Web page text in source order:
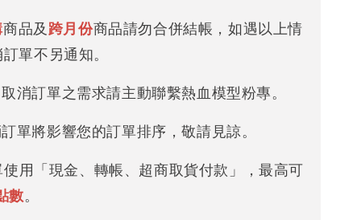
商品及 跨月份商品請勿合併結帳，如遇以上情
單不另通知。
消訂單之需求請主動聯繫熱血模型粉專。
單將影響您的訂單排序，敬請見諒。
用「現金、轉帳、超商取貨付款」，最高可
數。